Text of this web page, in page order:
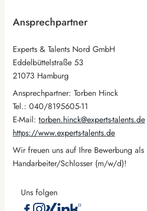
Ansprechpartner
Experts & Talents Nord GmbH
Eddelbüttelstraße 53
21073 Hamburg
Ansprechpartner: Torben Hinck
Tel.: 040/8195605-11
E-Mail: torben.hinck@experts-talents.de
https://www.experts-talents.de
Wir freuen uns auf Ihre Bewerbung als
Handarbeiter/Schlosser (m/w/d)!
Uns folgen